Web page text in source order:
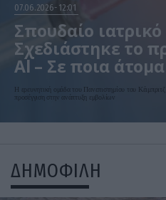
07.06.2026 12:01
Σπουδαίο
Σχεδιάστηκε το
Αl – Σε ποια
Η ερευνητική ομάδα του Πανεπιστημίου του Κέιμπριτζ
προσέγγιση στην ανάπτυξη εμβολίων
ΔΗΜΟΦΙΛΗ